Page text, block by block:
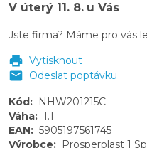
V úterý 11. 8. u Vás
Jste firma? Máme pro vás
Vytisknout
Odeslat poptávku
Kód: NHW201215C
Váha: 1.1
EAN: 5905197561745
Výrobce: Prosperplast 1